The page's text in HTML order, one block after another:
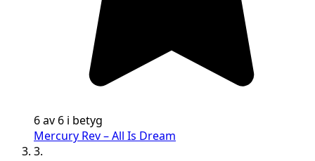
6 av 6 i betyg
Mercury Rev – All Is Dream
3.